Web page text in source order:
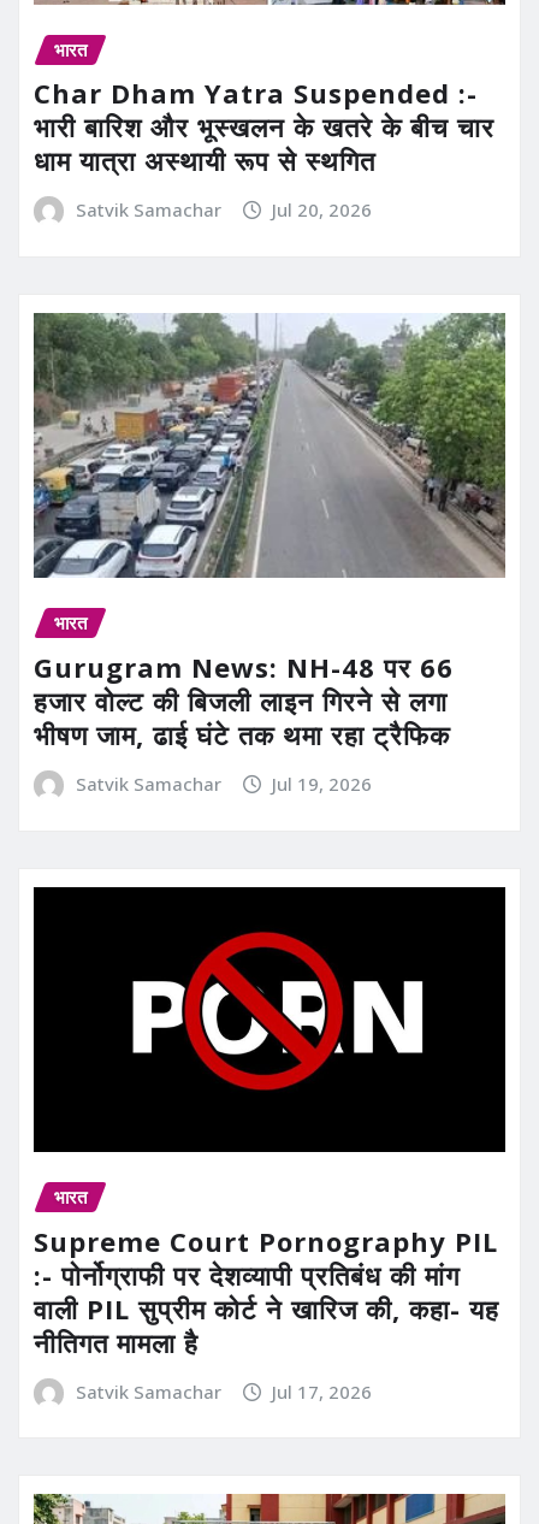
भारत
Char Dham Yatra Suspended :-
भारी बारिश और भूस्खलन के खतरे के बीच चार
धाम यात्रा अस्थायी रूप से स्थगित
Satvik Samachar Jul 20, 2026
भारत
Gurugram News: NH-48 पर 66
हजार वोल्ट की बिजली लाइन गिरने से लगा
भीषण जाम, ढाई घंटे तक थमा रहा ट्रैफिक
Satvik Samachar Jul 19, 2026
भारत
Supreme Court Pornography PIL
:- पोर्नोग्राफी पर देशव्यापी प्रतिबंध की मांग
वाली PIL सुप्रीम कोर्ट ने खारिज की, कहा- यह
नीतिगत मामला है
Satvik Samachar Jul 17, 2026